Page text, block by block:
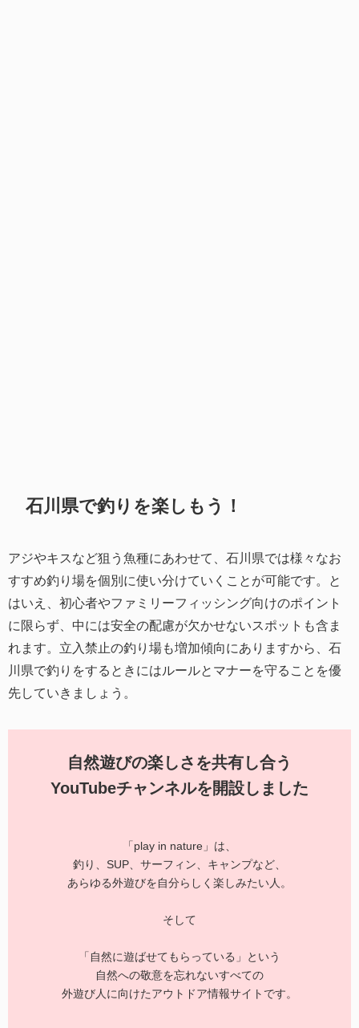
石川県で釣りを楽しもう！
アジやキスなど狙う魚種にあわせて、石川県では様々なお
すすめ釣り場を個別に使い分けていくことが可能です。と
はいえ、初心者やファミリーフィッシング向けのポイント
に限らず、中には安全の配慮が欠かせないスポットも含ま
れます。立入禁止の釣り場も増加傾向にありますから、石
川県で釣りをするときにはルールとマナーを守ることを優
先していきましょう。
自然遊びの楽しさを共有し合う
YouTubeチャンネルを開設しました
「play in nature」は、
釣り、SUP、サーフィン、キャンプなど、
あらゆる外遊びを自分らしく楽しみたい人。
そして
「自然に遊ばせてもらっている」という
自然への敬意を忘れないすべての
外遊び人に向けたアウトドア情報サイトです。